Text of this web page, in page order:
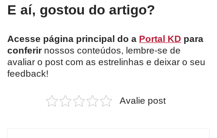
E aí, gostou do artigo?
Acesse página principal do a Portal KD para
conferirnossos conteúdos, lembre-se de
avaliar o post com as estrelinhas e deixar o seu
feedback!
Avalie post